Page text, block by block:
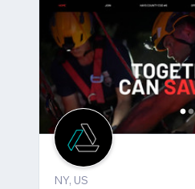
NY, US